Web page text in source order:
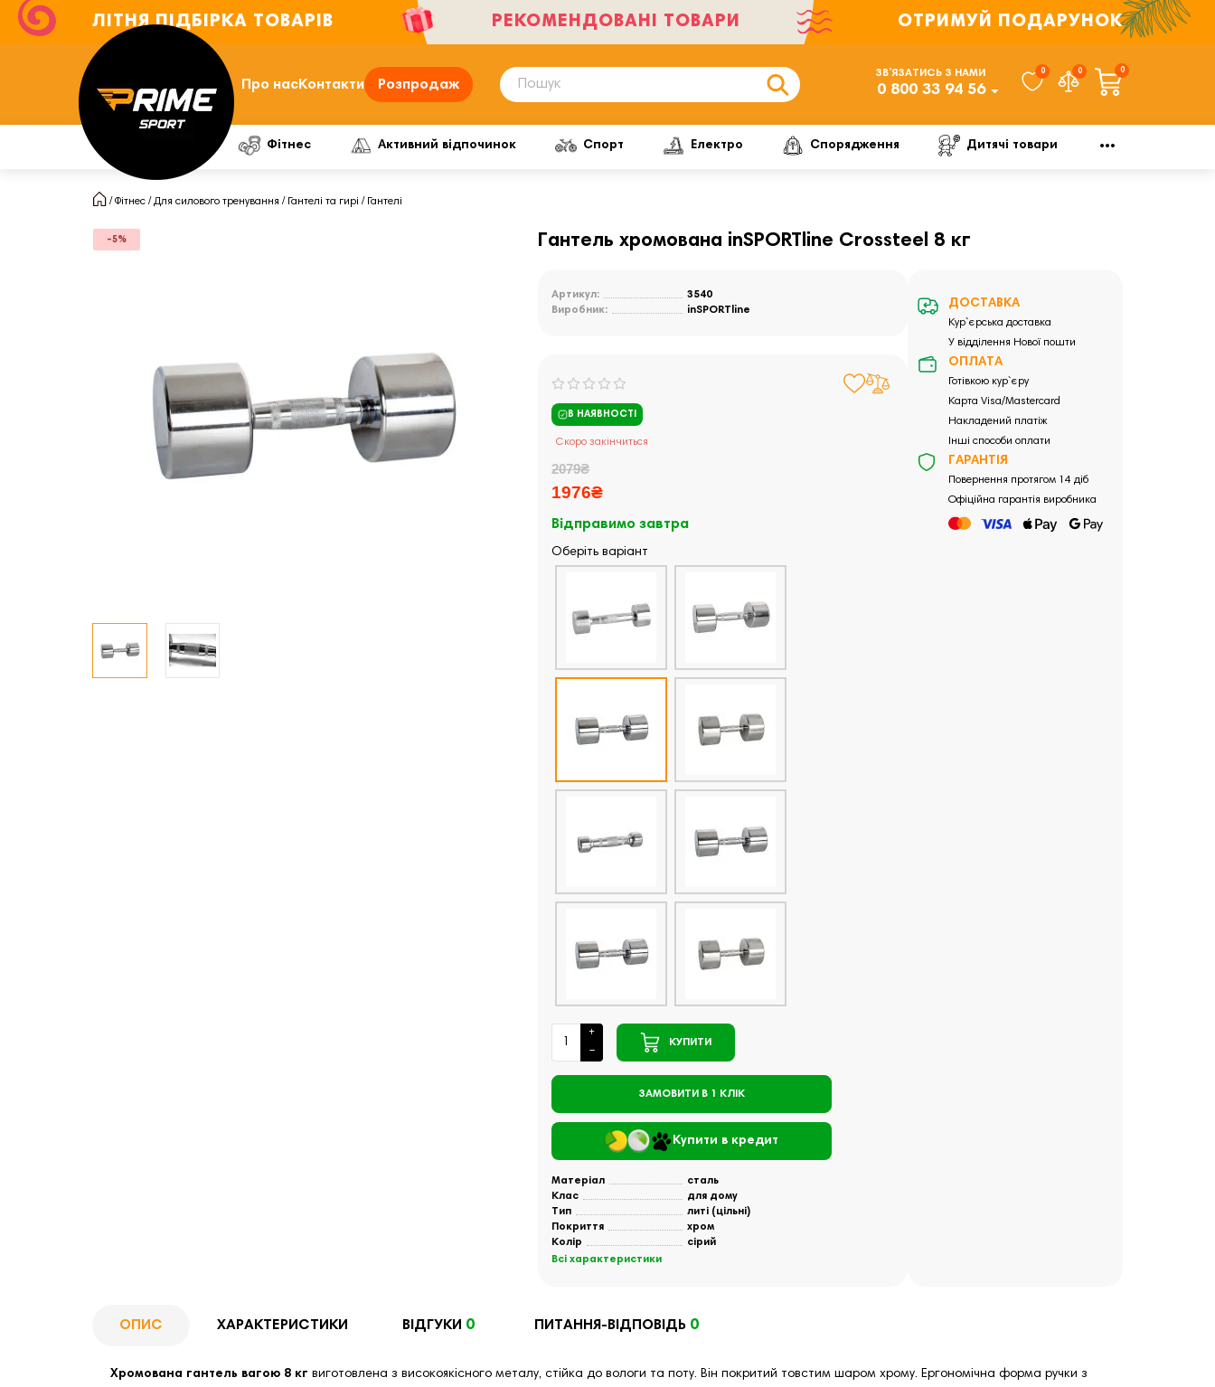
ЛІТНЯ ПІДБІРКА ТОВАРІВ РЕКОМЕНДОВАНІ ТОВАРИ ОТРИМУЙ ПОДАРУНОК
Про насКонтакти Розпродаж
ЗВ’ЯЗАТИСЬ З НАМИ
0 800 33 94 56
0 0 0
Фітнес Активний відпочинок Спорт Електро Спорядження Дитячі товари
Фітнес Для силового тренування Гантелі та гирі Гантелі
-5% Гантель хромована inSPORTline Crossteel 8 кг
Артикул:
3540
Виробник:
inSPORTline
В НАЯВНОСТІ
Скоро закінчиться
2079₴
1976₴
Відправимо завтра
Оберіть варіант
КУПИТИ
ЗАМОВИТИ В 1 КЛІК
Купити в кредит
Матеріал
сталь
Клас
для дому
Тип
литі (цільні)
Покриття
хром
Колір
сірий
Всі характеристики
ДОСТАВКА
Кур`єрська доставка
У відділення Нової пошти
ОПЛАТА
Готівкою кур`єру
Карта Visa/Mastercard
Накладений платіж
Інші способи оплати
ГАРАНТІЯ
Повернення протягом 14 діб
Офіційна гарантія виробника
ОПИС ХАРАКТЕРИСТИКИ ВІДГУКИ 0 ПИТАННЯ-ВІДПОВІДЬ 0
Хромована гантель вагою 8 кг виготовлена ​​з високоякісного металу, стійка до вологи та поту. Він покритий товстим шаром хрому. Ергономічна форма ручки з